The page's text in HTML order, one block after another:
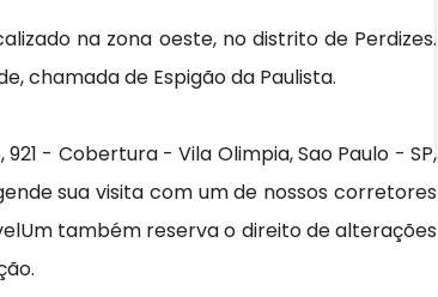
na zona oeste, no distrito de Perdizes.
chamada de Espigão da Paulista.
- Cobertura - Vila Olimpia, Sao Paulo - SP,
sua visita com um de nossos corretores
também reserva o direito de alterações